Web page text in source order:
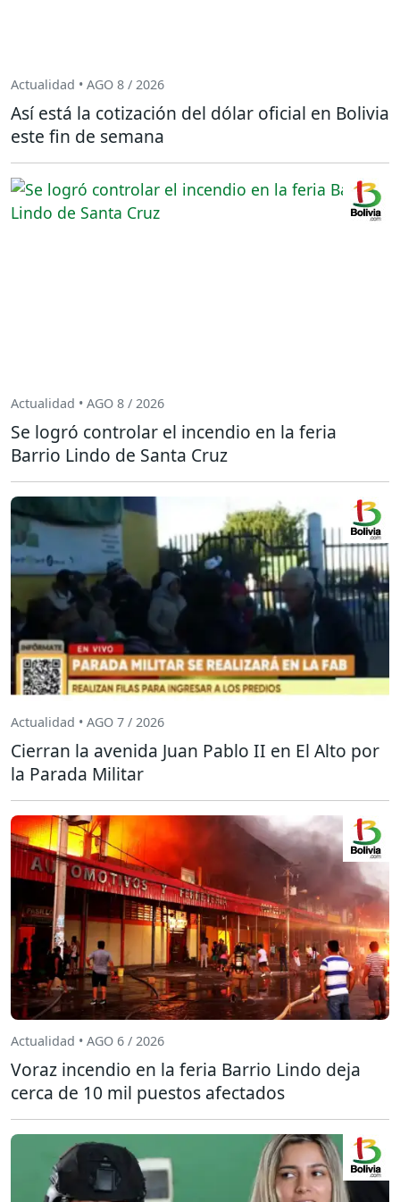
Actualidad • AGO 8 / 2026
Así está la cotización del dólar oficial en Bolivia
este fin de semana
Actualidad • AGO 8 / 2026
Se logró controlar el incendio en la feria
Barrio Lindo de Santa Cruz
Actualidad • AGO 7 / 2026
Cierran la avenida Juan Pablo II en El Alto por
la Parada Militar
Actualidad • AGO 6 / 2026
Voraz incendio en la feria Barrio Lindo deja
cerca de 10 mil puestos afectados